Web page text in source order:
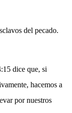
del pecado.
dice que, si
hacemos a
por nuestros